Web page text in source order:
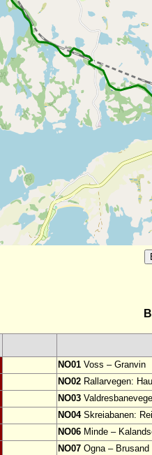
NO01 Voss – Granvin
NO02 Rallarvegen:
NO03
NO04Skreiabanen:
NO06 Minde –
NO07 Ogna – Brusand